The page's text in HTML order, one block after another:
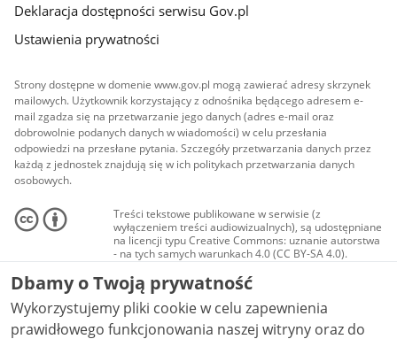
Deklaracja dostępności serwisu Gov.pl
Ustawienia prywatności
Strony dostępne w domenie www.gov.pl mogą zawierać adresy skrzynek
mailowych. Użytkownik korzystający z odnośnika będącego adresem e-
mail zgadza się na przetwarzanie jego danych (adres e-mail oraz
dobrowolnie podanych danych w wiadomości) w celu przesłania
odpowiedzi na przesłane pytania. Szczegóły przetwarzania danych przez
każdą z jednostek znajdują się w ich politykach przetwarzania danych
osobowych.
Treści tekstowe publikowane w serwisie (z
wyłączeniem treści audiowizualnych), są udostępniane
na licencji typu Creative Commons: uznanie autorstwa
- na tych samych warunkach 4.0 (CC BY-SA 4.0).
Materiały audiowizualne, w tym zdjęcia, materiały
audio i wideo, są udostępniane na licencji typu
Creative Commons: uznanie autorstwa użycie
niekomercyjne - bez utworów zależnych 4.0 (CC BY-
NC-ND 4.0), o ile nie jest to stwierdzone inaczej.
Dbamy o Twoją prywatność
Wykorzystujemy pliki cookie w celu zapewnienia
prawidłowego funkcjonowania naszej witryny oraz do